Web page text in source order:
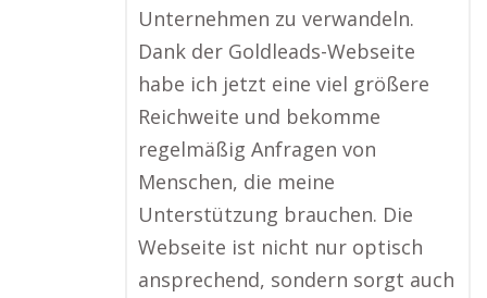
Unternehmen zu verwandeln.
Dank der Goldleads-Webseite
habe ich jetzt eine viel größere
Reichweite und bekomme
regelmäßig Anfragen von
Menschen, die meine
Unterstützung brauchen. Die
Webseite ist nicht nur optisch
ansprechend, sondern sorgt auch